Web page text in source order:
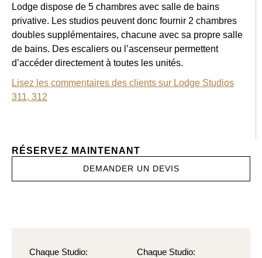
Lodge dispose de 5 chambres avec salle de bains
privative. Les studios peuvent donc fournir 2 chambres
doubles supplémentaires, chacune avec sa propre salle
de bains. Des escaliers ou l’ascenseur permettent
d’accéder directement à toutes les unités.
Lisez les commentaires des clients sur Lodge Studios
311, 312
RÉSERVEZ MAINTENANT
DEMANDER UN DEVIS
Chaque Studio:
Chaque Studio: